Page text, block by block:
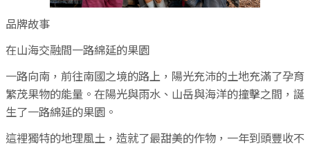
品牌故事
在山海交融間一路綿延的果園
一路向南，前往南國之境的路上，陽光充沛的土地充滿了孕育
繁茂果物的能量。在陽光與雨水、山岳與海洋的撞擊之間，誕
生了一路綿延的果園。
這裡獨特的地理風土，造就了最甜美的作物，一年到頭豐收不